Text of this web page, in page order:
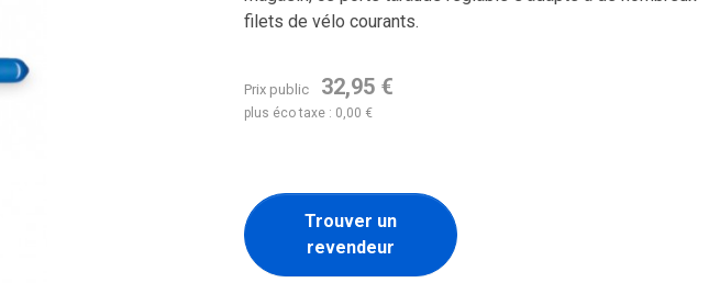
filets de vélo courants.
Prix public 32,95 €
plus éco taxe : 0,00 €
Trouver un
revendeur